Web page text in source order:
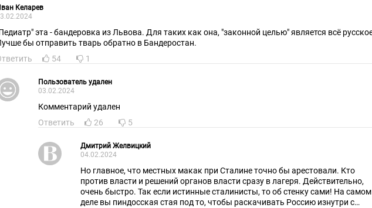
Келарев
эта - бандеровка из Львова. Для таких как она, "законной целью" является всё русское.
бы отправить тварь обратно в Бандеростан.
54 1
Пользователь удален
03.02.2024
Комментарий удален
Ответить
26 5
Дмитрий Желвицкий
04.02.2024
Но главное, что местных макак при Сталине точно бы арестовали. Кто
против власти и решений органов власти сразу в лагеря. Действительно,
очень быстро. Так если истинные сталинисты, то об стенку сами! На самом
деле вы пиндосская стая под то, чтобы раскачивать Россию изнутри с